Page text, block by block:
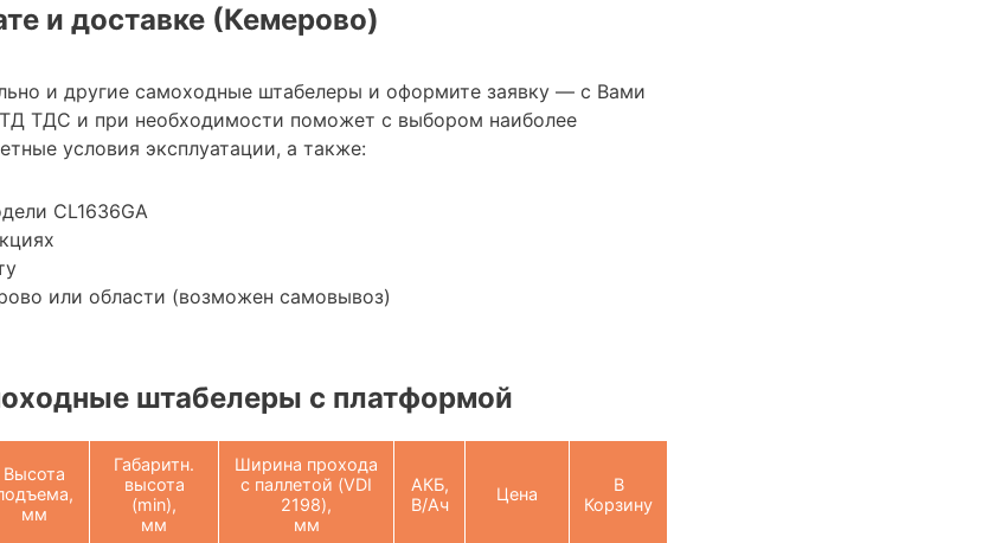
и доставке (Кемерово)
и другие самоходные штабелеры и оформите заявку — с Вами
ТДС и при необходимости поможет с выбором наиболее
условия эксплуатации, а также:
CL1636GA
или области (возможен самовывоз)
штабелеры с платформой
Высота
мм
Габаритн.
высота
(min),
мм
Ширина прохода
с паллетой (VDI
2198),
мм
АКБ,
В/Ач
Цена
В
Корзину